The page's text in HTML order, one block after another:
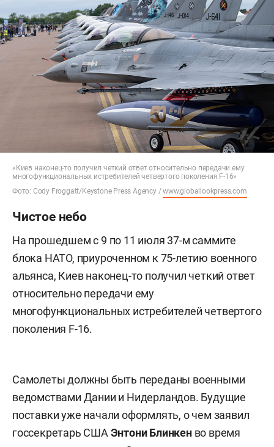
«Киев наконец-то получил четкий ответ относительно передачи ему
многофункциональных истребителей четвертого поколения F-16»
Фото: Cody Froggatt/Keystone Press Agency /www.globallookpress.com
Чистое небо
На прошедшем с 9 по 11 июля 37-м саммите
блока НАТО, приуроченном к 75-летию военного
альянса, Киев наконец-то получил четкий ответ
относительно передачи ему
многофункциональных истребителей четвертого
поколения F-16.
Самолеты должны быть переданы военными
ведомствами Дании и Нидерландов. Будущие
поставки уже начали оформлять, о чем заявил
госсекретарь США Энтони Блинкен во время